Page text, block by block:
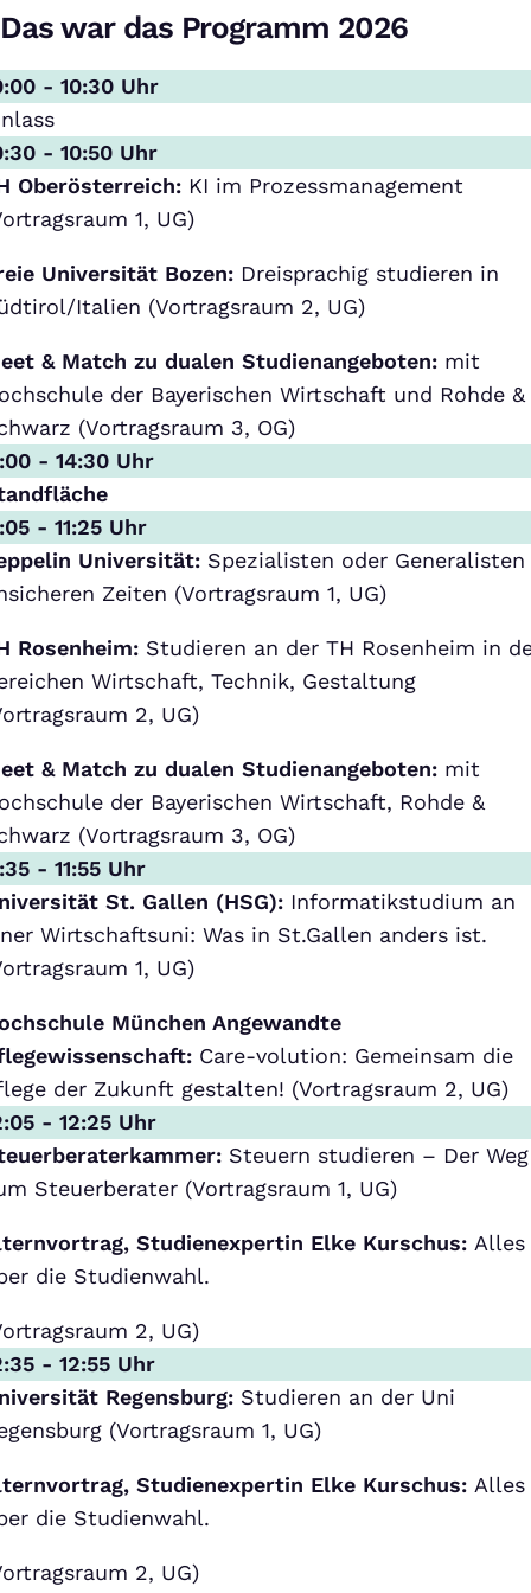
Das war das Programm 2026
- 10:30 Uhr
- 10:50 Uhr
Oberösterreich: KI im Prozessmanagement
1, UG)
Universität Bozen: Dreisprachig studieren in
Italien (Vortragsraum 2, UG)
& Match zu dualen Studienangeboten: mit
der Bayerischen Wirtschaft und Rohde &
(Vortragsraum 3, OG)
- 14:30 Uhr
- 11:25 Uhr
Universität: Spezialisten oder
Zeiten (Vortragsraum 1, UG)
Rosenheim: Studieren an der TH Rosenheim in
Wirtschaft, Technik, Gestaltung
2, UG)
& Match zu dualen Studienangeboten: mit
der Bayerischen Wirtschaft, Rohde &
(Vortragsraum 3, OG)
- 11:55 Uhr
St. Gallen (HSG): Informatikstudium an
Wirtschaftsuni: Was in St.Gallen anders ist.
1, UG)
München Angewandte
Care-volution: Gemeinsam die
der Zukunft gestalten! (Vortragsraum 2, UG)
- 12:25 Uhr
Steuern studieren – Der Weg
Steuerberater (Vortragsraum 1, UG)
Studienexpertin Elke Kurschus: Alles
die Studienwahl.
2, UG)
- 12:55 Uhr
Regensburg: Studieren an der Uni
(Vortragsraum 1, UG)
Studienexpertin Elke Kurschus: Alles
die Studienwahl.
2, UG)